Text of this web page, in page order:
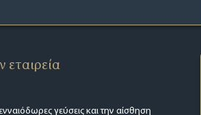
εταιρεία
γεύσεις και την αίσθηση